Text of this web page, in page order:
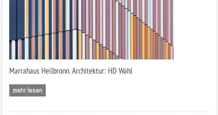
Marrahaus Heilbronn. Architektur: HD Wahl
mehr lesen